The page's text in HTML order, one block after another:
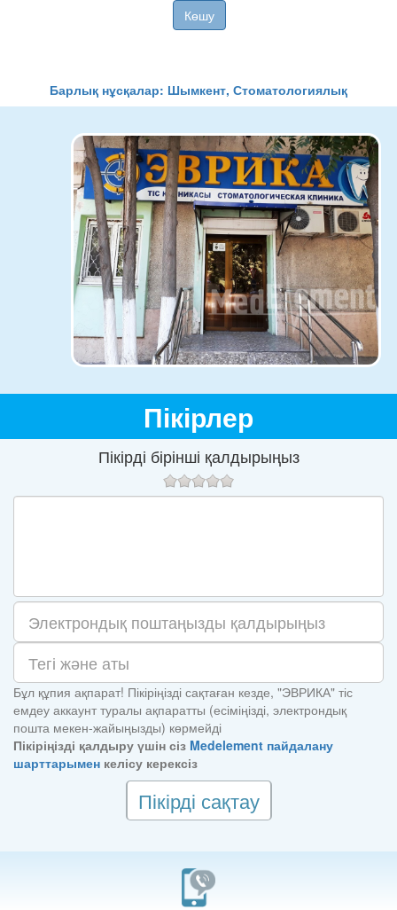
Көшу
Барлық нұсқалар: Шымкент, Стоматологиялық
Пікірлер
Пікірді бірінші қалдырыңыз
Бұл құпия ақпарат! Пікіріңізді сақтаған кезде, "ЭВРИКА" тіс
емдеу аккаунт туралы ақпаратты (есіміңізді, электрондық
пошта мекен-жайыңызды) көрмейді
Пікіріңізді қалдыру үшін сіз Medelement пайдалану
шарттарымен келісу керексіз
Пікірді сақтау